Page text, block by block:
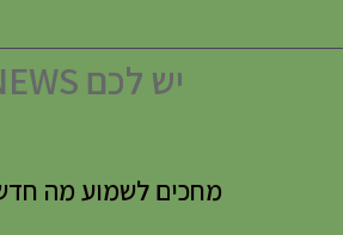
יש לכם NEWS?
מחכים לשמוע מה